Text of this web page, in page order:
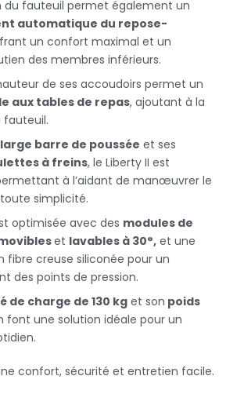
du fauteuil permet également un
automatique du repose-
un confort maximal et un
des membres inférieurs.
de ses accoudoirs permet un
aux tables de repas, ajoutant à la
barre de poussée et ses
à freins, le Liberty II est
à l’aidant de manœuvrer le
simplicité.
optimisée avec des modules de
et lavables à 30°, et une
fibre creuse siliconée pour un
des points de pression.
de charge de 130 kg et son poids
font une solution idéale pour un
confort, sécurité et entretien facile.